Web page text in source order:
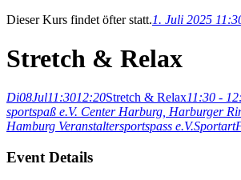
Dieser Kurs findet öfter statt.1. Juli 2025
Stretch & Relax
Di08Jul11:3012:20Stretch & Relax11:30 -
sportspaß e.V. Center Harburg, Harburger
Hamburg Veranstaltersportspass e.V.Sportart
Event Details